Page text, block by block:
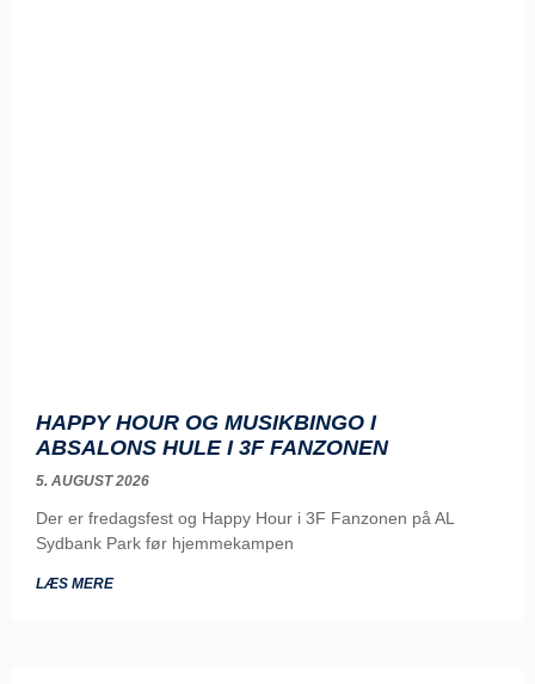
HAPPY HOUR OG MUSIKBINGO I
ABSALONS HULE I 3F FANZONEN
5. AUGUST 2026
Der er fredagsfest og Happy Hour i 3F Fanzonen på AL
Sydbank Park før hjemmekampen
LÆS MERE